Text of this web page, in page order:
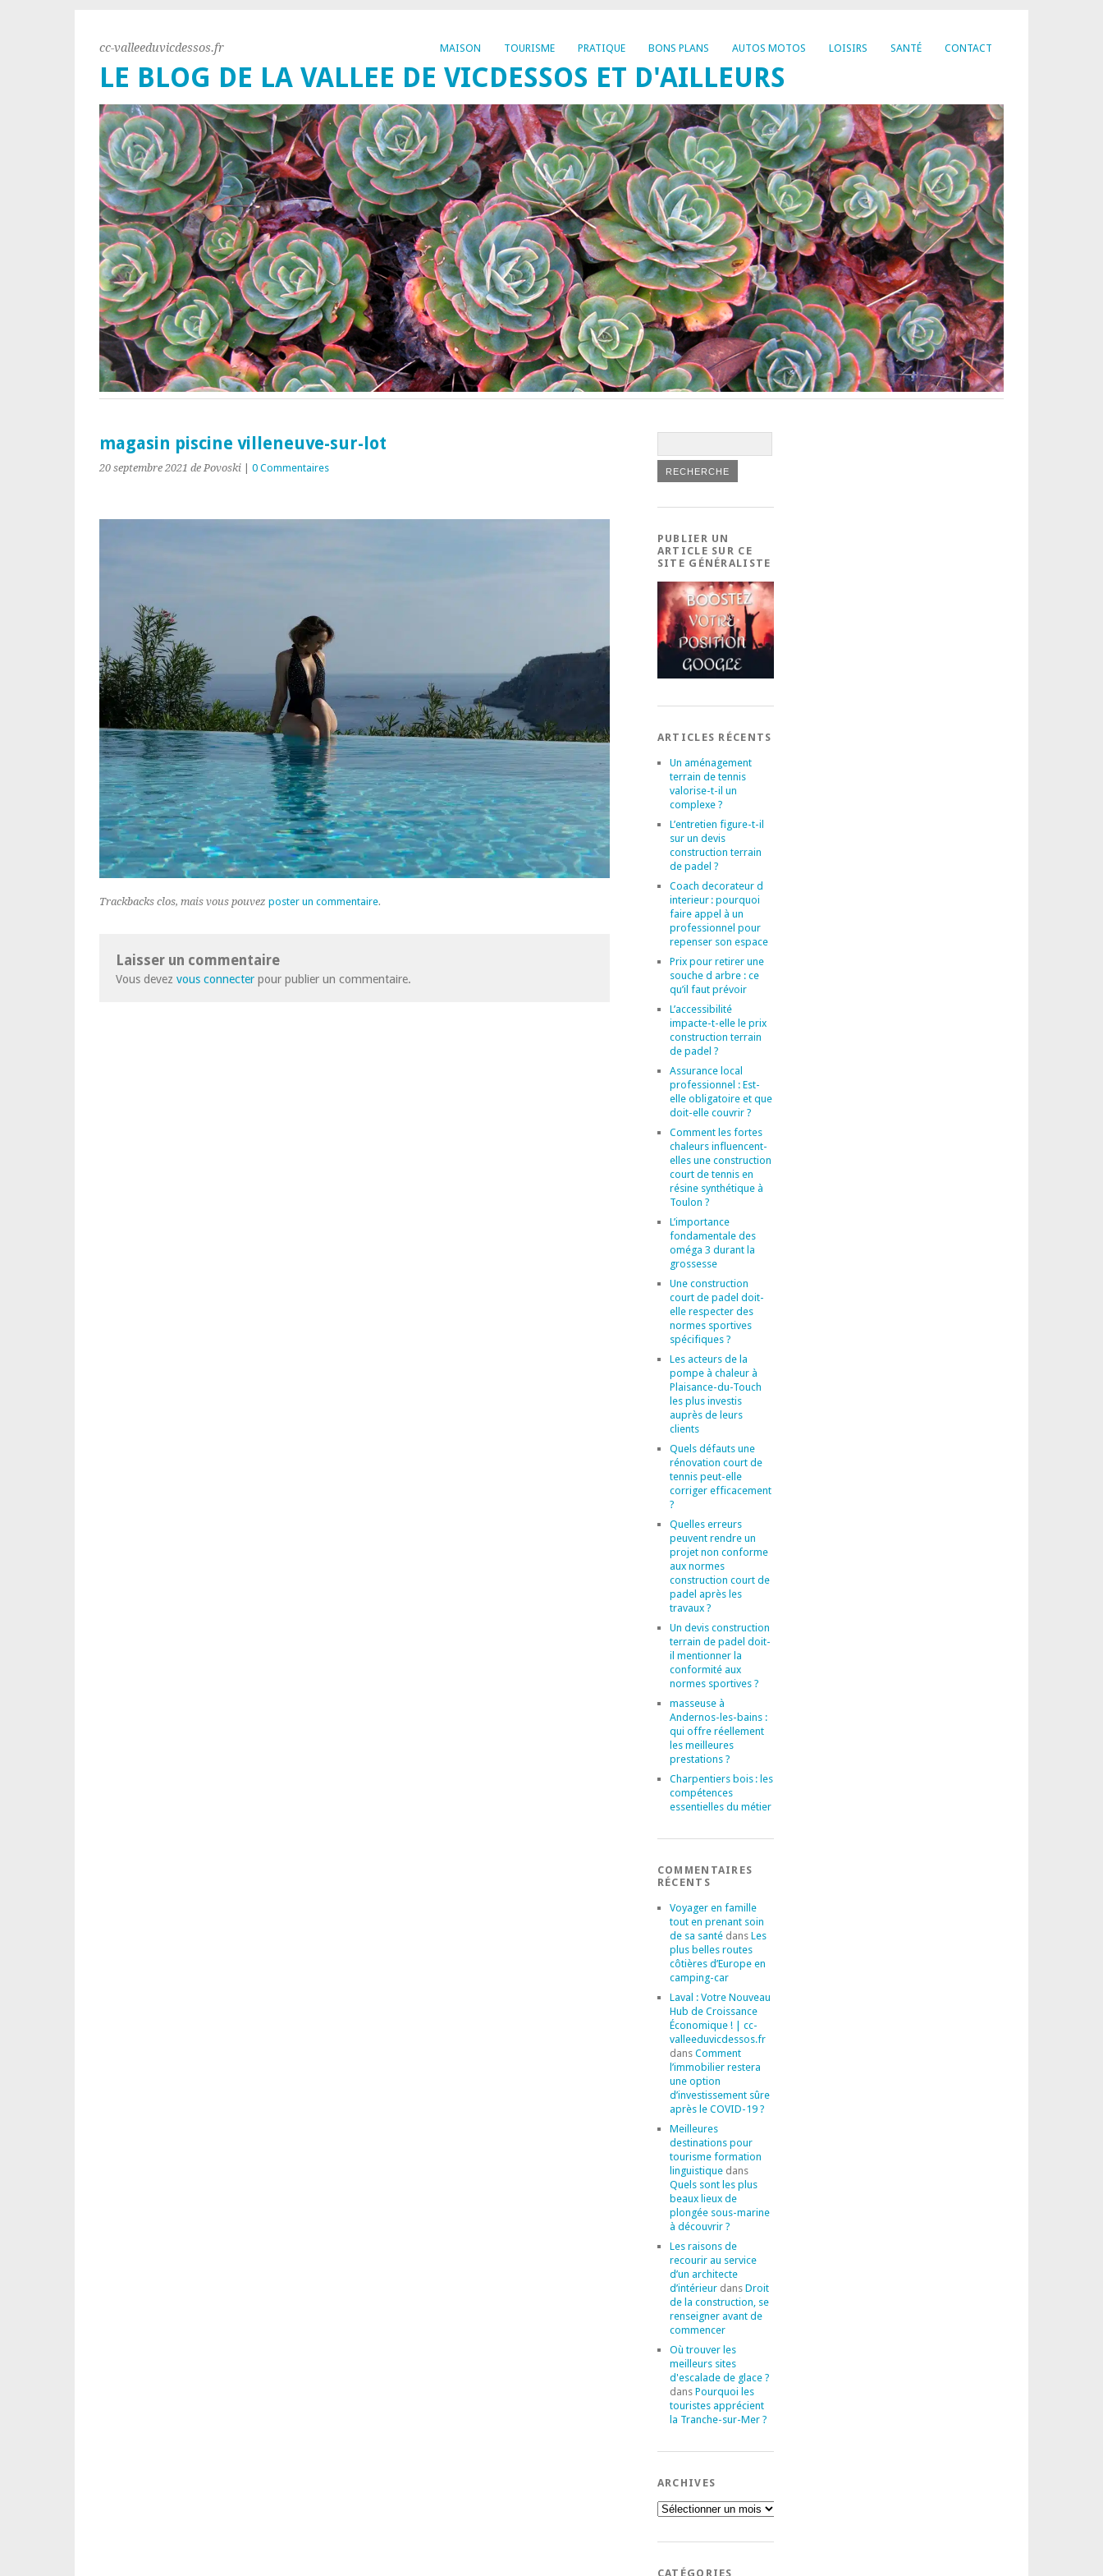
MAISON TOURISME PRATIQUE BONS PLANS AUTOS MOTOS LOISIRS SANTÉ CONTACT
LE BLOG DE LA VALLEE DE VICDESSOS ET D'AILLEURS
cc-valleeduvicdessos.fr
magasin piscine villeneuve-sur-lot
20 septembre 2021 de Povoski 0 Commentaires
Trackbacks clos, mais vous pouvez poster un commentaire.
Laisser un commentaire
Vous devez vous connecter pour publier un commentaire.
PUBLIER UN
ARTICLE SUR CE
SITE GÉNÉRALISTE
ARTICLES RÉCENTS
Un aménagement
terrain de tennis
valorise-t-il un
complexe ?
L’entretien figure-t-il
sur un devis
construction terrain
de padel ?
Coach decorateur d
interieur : pourquoi
faire appel à un
professionnel pour
repenser son espace
Prix pour retirer une
souche d arbre : ce
qu’il faut prévoir
L’accessibilité
impacte-t-elle le prix
construction terrain
de padel ?
Assurance local
professionnel : Est-
elle obligatoire et que
doit-elle couvrir ?
Comment les fortes
chaleurs influencent-
elles une construction
court de tennis en
résine synthétique à
Toulon ?
L’importance
fondamentale des
oméga 3 durant la
grossesse
Une construction
court de padel doit-
elle respecter des
normes sportives
spécifiques ?
Les acteurs de la
pompe à chaleur à
Plaisance-du-Touch
les plus investis
auprès de leurs
clients
Quels défauts une
rénovation court de
tennis peut-elle
corriger efficacement
?
Quelles erreurs
peuvent rendre un
projet non conforme
aux normes
construction court de
padel après les
travaux ?
Un devis construction
terrain de padel doit-
il mentionner la
conformité aux
normes sportives ?
masseuse à
Andernos-les-bains :
qui offre réellement
les meilleures
prestations ?
Charpentiers bois : les
compétences
essentielles du métier
COMMENTAIRES
RÉCENTS
Voyager en famille
tout en prenant soin
de sa santédans Les
plus belles routes
côtières d’Europe en
camping-car
Laval : Votre Nouveau
Hub de Croissance
Économique ! | cc-
valleeduvicdessos.fr
dans Comment
l’immobilier restera
une option
d’investissement sûre
après le COVID-19 ?
Meilleures
destinations pour
tourisme formation
linguistiquedans
Quels sont les plus
beaux lieux de
plongée sous-marine
à découvrir ?
Les raisons de
recourir au service
d’un architecte
d’intérieurdans Droit
de la construction, se
renseigner avant de
commencer
Où trouver les
meilleurs sites
d'escalade de glace ?
dans Pourquoi les
touristes apprécient
la Tranche-sur-Mer ?
ARCHIVES
Archives
CATÉGORIES